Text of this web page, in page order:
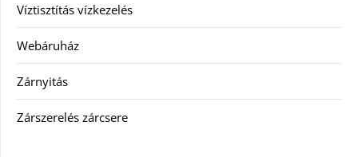
Víztisztítás vízkezelés
Webáruház
Zárnyitás
Zárszerelés zárcsere